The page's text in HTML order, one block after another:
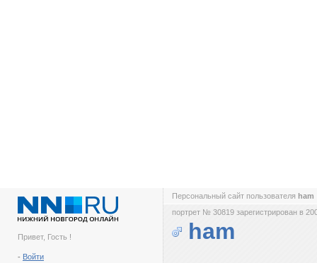
Привет, Гость !
- Войти
Персональный сайт пользователя ham
портрет № 30819 зарегистрирован в
ham